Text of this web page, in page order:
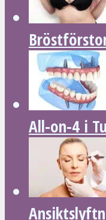
All-on-4 i